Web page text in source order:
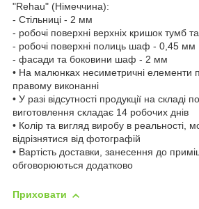
"Rehau" (Німеччина):
- Стільниці - 2 мм
- робочі поверхні верхніх кришок тумб
- робочі поверхні полиць шаф - 0,45 мм
- фасади та боковини шаф - 2 мм
• На малюнках несиметричні елементи
правому виконанні
• У разі відсутності продукції на складі
виготовлення складає 14 робочих днів
• Колір та вигляд виробу в реальності,
відрізнятися від фотографій
• Вартість доставки, занесення до
обговорюються додатково
Приховати